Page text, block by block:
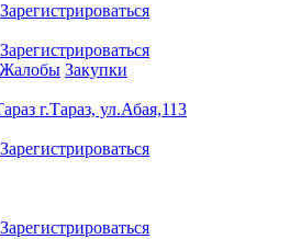
Зарегистрироваться
Зарегистрироваться
Жалобы Закупки
г.Тараз, ул.Абая,113
Зарегистрироваться
Зарегистрироваться